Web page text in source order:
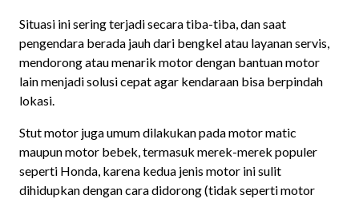
Situasi ini sering terjadi secara tiba-tiba, dan saat
pengendara berada jauh dari bengkel atau layanan servis,
mendorong atau menarik motor dengan bantuan motor
lain menjadi solusi cepat agar kendaraan bisa berpindah
lokasi.
Stut motor juga umum dilakukan pada motor matic
maupun motor bebek, termasuk merek-merek populer
seperti Honda, karena kedua jenis motor ini sulit
dihidupkan dengan cara didorong (tidak seperti motor